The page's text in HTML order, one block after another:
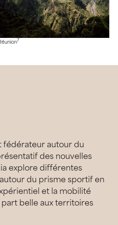
7
fédérateur autour du
des nouvelles
explore différentes
du prisme sportif en
et la mobilité
belle aux territoires